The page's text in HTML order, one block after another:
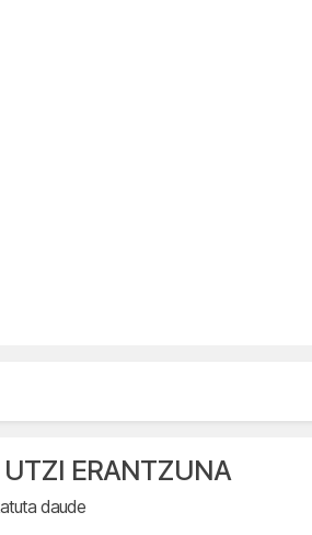
UTZI ERANTZUNA
daude